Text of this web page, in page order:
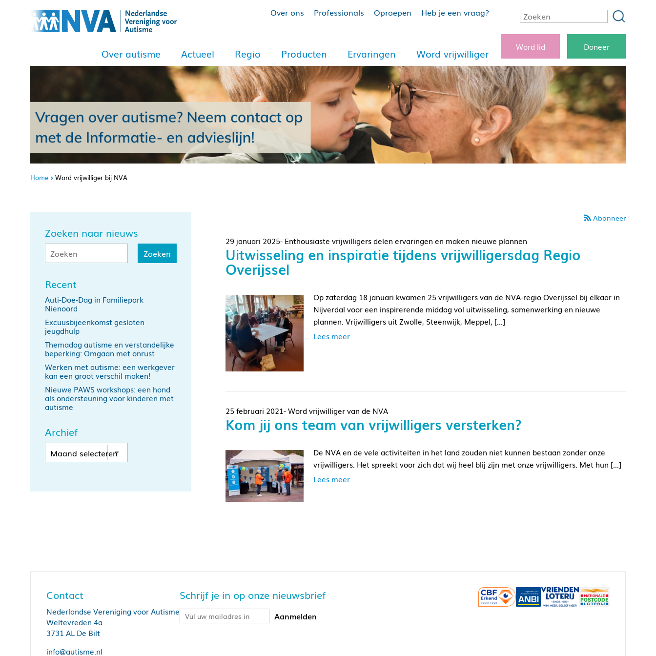
Over ons Professionals Oproepen Heb je een vraag?
Over autisme Actueel Regio Producten Ervaringen Word vrijwilliger
Word lid Doneer
Home Word vrijwilliger bij NVA
Zoeken naar nieuws
Recent
Auti-Doe-Dag in Familiepark
Nienoord
Excuusbijeenkomst gesloten
jeugdhulp
Themadag autisme en verstandelijke
beperking: Omgaan met onrust
Werken met autisme: een werkgever
kan een groot verschil maken!
Nieuwe PAWS workshops: een hond
als ondersteuning voor kinderen met
autisme
Archief
Abonneer
29 januari 2025- Enthousiaste vrijwilligers delen ervaringen en maken nieuwe plannen
Uitwisseling en inspiratie tijdens vrijwilligersdag Regio
Overijssel
Op zaterdag 18 januari kwamen 25 vrijwilligers van de NVA-regio Overijssel bij elkaar in
Nijverdal voor een inspirerende middag vol uitwisseling, samenwerking en nieuwe
plannen. Vrijwilligers uit Zwolle, Steenwijk, Meppel, […]
Lees meer
25 februari 2021- Word vrijwilliger van de NVA
Kom jij ons team van vrijwilligers versterken?
De NVA en de vele activiteiten in het land zouden niet kunnen bestaan zonder onze
vrijwilligers. Het spreekt voor zich dat wij heel blij zijn met onze vrijwilligers. Met hun […]
Lees meer
Contact
Nederlandse Vereniging voor Autisme
Weltevreden 4a
3731 AL De Bilt
info@autisme.nl
Schrijf je in op onze nieuwsbrief